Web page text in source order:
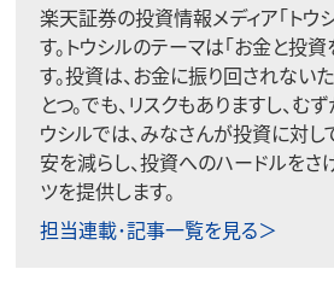
楽天証券の投資情報メディア「トウ
す。トウシルのテーマは「お金と投
す。投資は、お金に振り回されない
とつ。でも、リスクもありますし、む
ウシルでは、みなさんが投資に対
安を減らし、投資へのハードルをさ
ツを提供します。
担当連載･記事一覧を見る＞